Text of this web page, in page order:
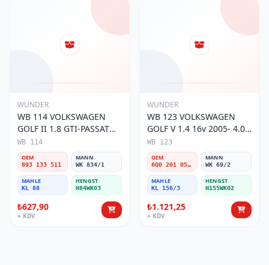
WUNDER
WB 114 VOLKSWAGEN
GOLF II 1.8 GTI-PASSAT
88-97 1.8 893 133 511
Yakıt/Benzin Filtresi
WB 114
OEM
893 133 511
MANN
WK 834/1
MAHLE
KL 88
HENGST
H84WK03
₺627,90
+ KDV
WUNDER
WB 123 VOLKSWAGEN
GOLF V 1.4 16v 2005- 4.0
BAR 6Q0 201 051 A/C
Yakıt/Benzin Filtresi
WB 123
OEM
6Q0 201 051 A/C
MANN
WK 69/2
MAHLE
KL 156/3
HENGST
H155WK02
₺1.121,25
+ KDV